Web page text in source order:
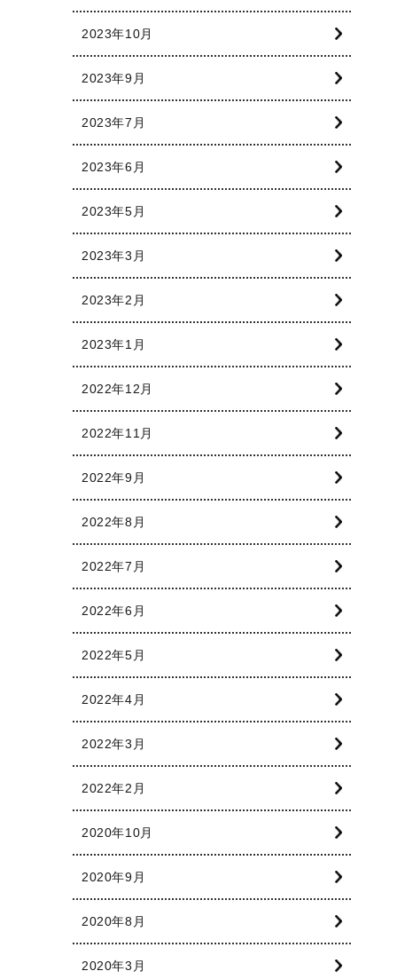
2023年10月
2023年9月
2023年7月
2023年6月
2023年5月
2023年3月
2023年2月
2023年1月
2022年12月
2022年11月
2022年9月
2022年8月
2022年7月
2022年6月
2022年5月
2022年4月
2022年3月
2022年2月
2020年10月
2020年9月
2020年8月
2020年3月